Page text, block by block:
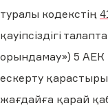
туралы кодекстің
қауіпсіздігі
орындамау») 5 АЕК
ескерту
жағдайға қарай